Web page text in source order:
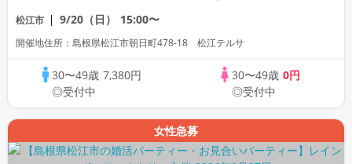
活パーティー
松江市 9/20（日） 15:00〜
開催地住所：島根県松江市朝日町478-18 松江テルサ
30〜49歳 7,380円
◎受付中
30〜49歳 0円
◎受付中
女性急募